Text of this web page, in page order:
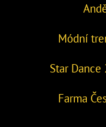
Módní
Star Dance
Farma